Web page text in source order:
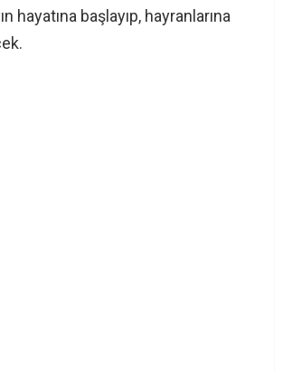
hayatına başlayıp, hayranlarına